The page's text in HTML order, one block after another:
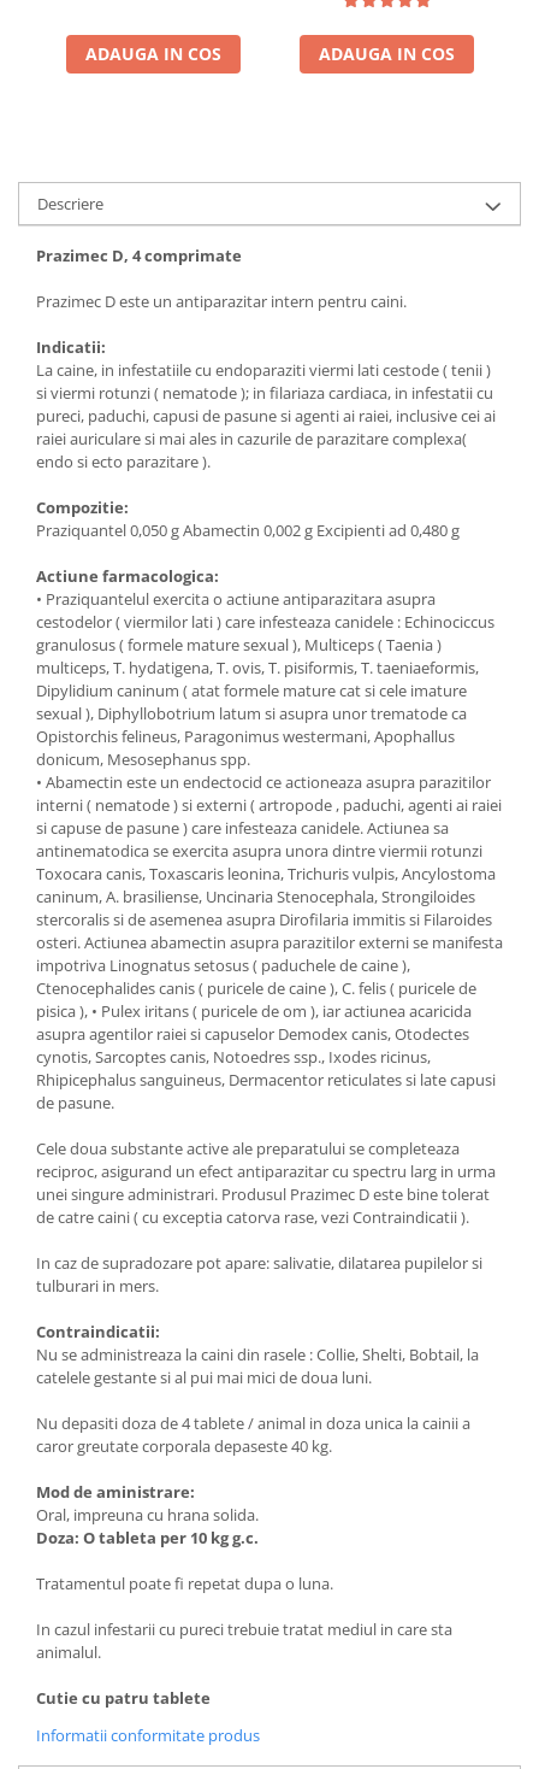
ADAUGA IN COS ADAUGA IN COS
Descriere
Prazimec D, 4 comprimate
Prazimec D este un antiparazitar intern pentru caini.
Indicatii:
La caine, in infestatiile cu endoparaziti viermi lati cestode ( tenii )
si viermi rotunzi ( nematode ); in filariaza cardiaca, in infestatii cu
pureci, paduchi, capusi de pasune si agenti ai raiei, inclusive cei ai
raiei auriculare si mai ales in cazurile de parazitare complexa(
endo si ecto parazitare ).
Compozitie:
Praziquantel 0,050 g Abamectin 0,002 g Excipienti ad 0,480 g
Actiune farmacologica:
• Praziquantelul exercita o actiune antiparazitara asupra
cestodelor ( viermilor lati ) care infesteaza canidele : Echinociccus
granulosus ( formele mature sexual ), Multiceps ( Taenia )
multiceps, T. hydatigena, T. ovis, T. pisiformis, T. taeniaeformis,
Dipylidium caninum ( atat formele mature cat si cele imature
sexual ), Diphyllobotrium latum si asupra unor trematode ca
Opistorchis felineus, Paragonimus westermani, Apophallus
donicum, Mesosephanus spp.
• Abamectin este un endectocid ce actioneaza asupra parazitilor
interni ( nematode ) si externi ( artropode , paduchi, agenti ai raiei
si capuse de pasune ) care infesteaza canidele. Actiunea sa
antinematodica se exercita asupra unora dintre viermii rotunzi
Toxocara canis, Toxascaris leonina, Trichuris vulpis, Ancylostoma
caninum, A. brasiliense, Uncinaria Stenocephala, Strongiloides
stercoralis si de asemenea asupra Dirofilaria immitis si Filaroides
osteri. Actiunea abamectin asupra parazitilor externi se manifesta
impotriva Linognatus setosus ( paduchele de caine ),
Ctenocephalides canis ( puricele de caine ), C. felis ( puricele de
pisica ), • Pulex iritans ( puricele de om ), iar actiunea acaricida
asupra agentilor raiei si capuselor Demodex canis, Otodectes
cynotis, Sarcoptes canis, Notoedres ssp., Ixodes ricinus,
Rhipicephalus sanguineus, Dermacentor reticulates si late capusi
de pasune.
Cele doua substante active ale preparatului se completeaza
reciproc, asigurand un efect antiparazitar cu spectru larg in urma
unei singure administrari. Produsul Prazimec D este bine tolerat
de catre caini ( cu exceptia catorva rase, vezi Contraindicatii ).
In caz de supradozare pot apare: salivatie, dilatarea pupilelor si
tulburari in mers.
Contraindicatii:
Nu se administreaza la caini din rasele : Collie, Shelti, Bobtail, la
catelele gestante si al pui mai mici de doua luni.
Nu depasiti doza de 4 tablete / animal in doza unica la cainii a
caror greutate corporala depaseste 40 kg.
Mod de aministrare:
Oral, impreuna cu hrana solida.
Doza: O tableta per 10 kg g.c.
Tratamentul poate fi repetat dupa o luna.
In cazul infestarii cu pureci trebuie tratat mediul in care sta
animalul.
Cutie cu patru tablete
Informatii conformitate produs